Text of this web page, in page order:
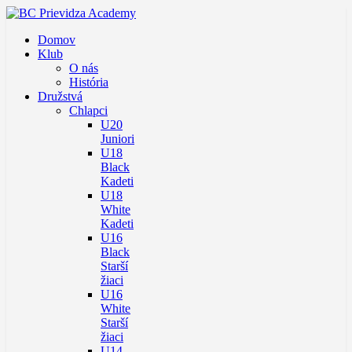
Domov
Klub
O nás
História
Družstvá
Chlapci
U20
Juniori
U18
Black
Kadeti
U18
White
Kadeti
U16
Black
Starší
žiaci
U16
White
Starší
žiaci